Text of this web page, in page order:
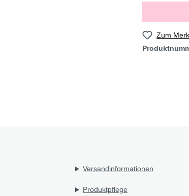
Zum
Versandinformationen
Produktpflege